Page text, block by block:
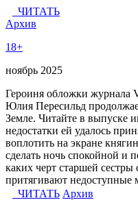
ЧИТАТЬ
Архив
18+
ноябрь 2025
Героиня обложки журнала
Юлия Пересильд
Земле. Читайте в выпуске
недостатки ей удалось
воплотить на экране
сделать ночь спокойной и
каких черт старшей
притягивают
ЧИТАТЬ Архив